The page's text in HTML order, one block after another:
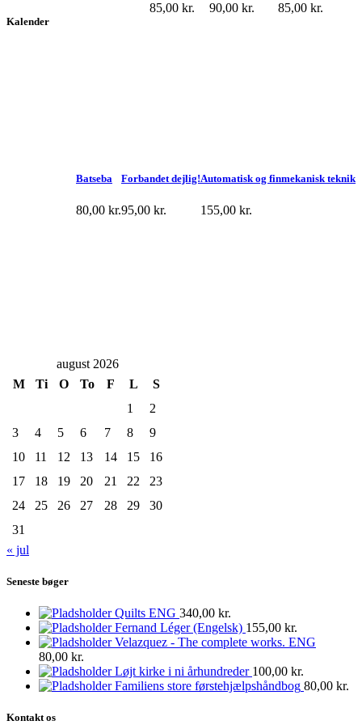
85,00 kr.
90,00 kr.
85,00 kr.
Automatisk og finmekanisk teknik
155,00 kr.
Forbandet dejlig!
95,00 kr.
Batseba
80,00 kr.
Kalender
august 2026
M
Ti O To F L
S
1
2
3
4 5 6 7 8
9
10
11 12 13 14 15
16
17
18 19 20 21 22
23
24
25 26 27 28 29
30
31
« jul
Seneste bøger
Quilts ENG 340,00 kr.
Fernand Léger (Engelsk) 155,00 kr.
Velazquez - The complete works. ENG
80,00 kr.
Løjt kirke i ni århundreder 100,00 kr.
Familiens store førstehjælpshåndbog 80,00 kr.
Kontakt os